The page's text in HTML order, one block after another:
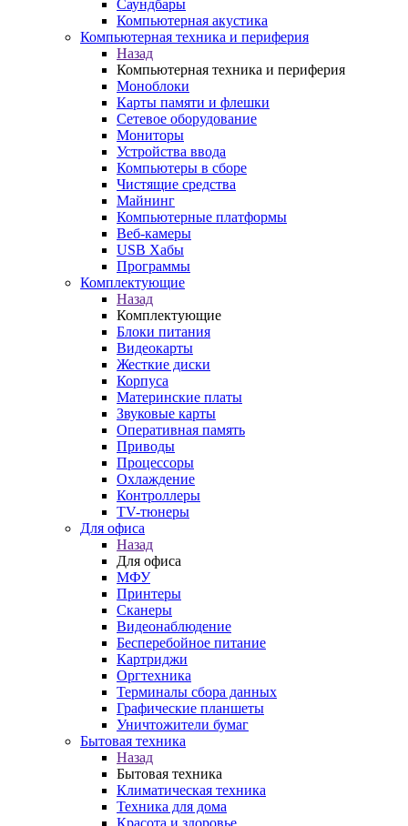
Саундбары
Компьютерная акустика
Компьютерная техника и периферия
Назад
Компьютерная техника и периферия
Моноблоки
Карты памяти и флешки
Сетевое оборудование
Мониторы
Устройства ввода
Компьютеры в сборе
Чистящие средства
Майнинг
Компьютерные платформы
Веб-камеры
USB Хабы
Программы
Комплектующие
Назад
Комплектующие
Блоки питания
Видеокарты
Жесткие диски
Корпуса
Материнские платы
Звуковые карты
Оперативная память
Приводы
Процессоры
Охлаждение
Контроллеры
TV-тюнеры
Для офиса
Назад
Для офиса
МФУ
Принтеры
Сканеры
Видеонаблюдение
Бесперебойное питание
Картриджи
Оргтехника
Терминалы сбора данных
Графические планшеты
Уничтожители бумаг
Бытовая техника
Назад
Бытовая техника
Климатическая техника
Техника для дома
Красота и здоровье